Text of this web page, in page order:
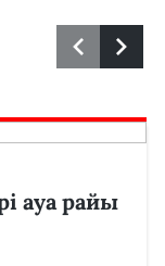
ауа райы